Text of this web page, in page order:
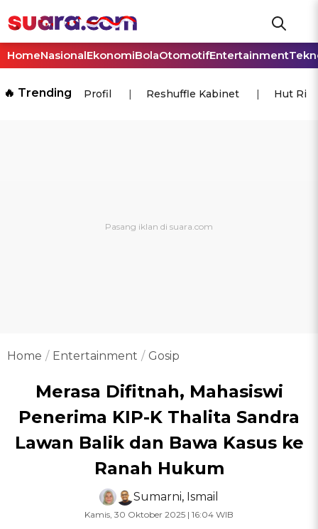
HomeNasionalEkonomiBolaOtomotifEntertainment
🔥 Trending Profil Reshuffle Kabinet Hut Ri
Home Entertainment Gosip
Merasa Difitnah, Mahasiswi
Penerima KIP-K Thalita Sandra
Lawan Balik dan Bawa Kasus ke
Ranah Hukum
Sumarni, Ismail
Kamis, 30 Oktober 2025 | 16:04 WIB